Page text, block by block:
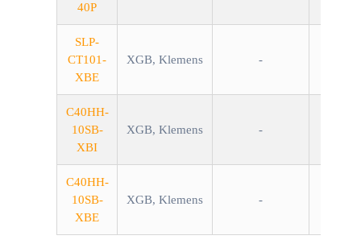
40P
SLP-
CT101-
XBE
XGB, Klemens -
C40HH-
10SB-
XBI
XGB, Klemens -
C40HH-
10SB-
XBE
XGB, Klemens -